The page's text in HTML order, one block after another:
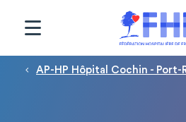
Fil d'Ariane
AP-HP Hôpital Cochin - Port-
Panneau de gestion des cookies